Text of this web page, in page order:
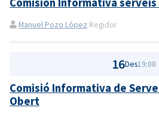
Manuel Pozo López Regidor
16Des19:00
Comisió Informativa de
Obert